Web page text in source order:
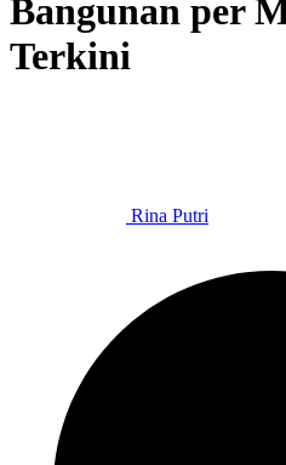
Bangunan per
Terkini
Rina Putri